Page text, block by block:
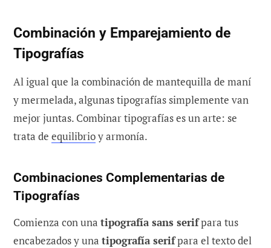
Combinación y Emparejamiento de
Tipografías
Al igual que la combinación de mantequilla de maní
y mermelada, algunas tipografías simplemente van
mejor juntas. Combinar tipografías es un arte: se
trata de equilibrioy armonía.
Combinaciones Complementarias de
Tipografías
Comienza con una tipografía sans serifpara tus
encabezados y una tipografía serifpara el texto del